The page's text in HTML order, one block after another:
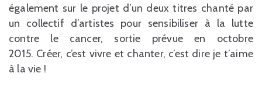
également sur le projet d’un deux titres chanté par
un collectif d’artistes pour sensibiliser à la lutte
contre le cancer, sortie prévue en octobre
2015. Créer, c’est vivre et chanter, c’est dire je t’aime
à la vie !